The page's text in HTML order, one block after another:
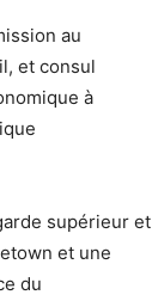
au
et consul
à
supérieur et
et une
du